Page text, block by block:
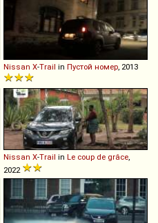
Nissan X-Trail in Пустой номер , 2013
Nissan X-Trail in Le coup de grâce
2022